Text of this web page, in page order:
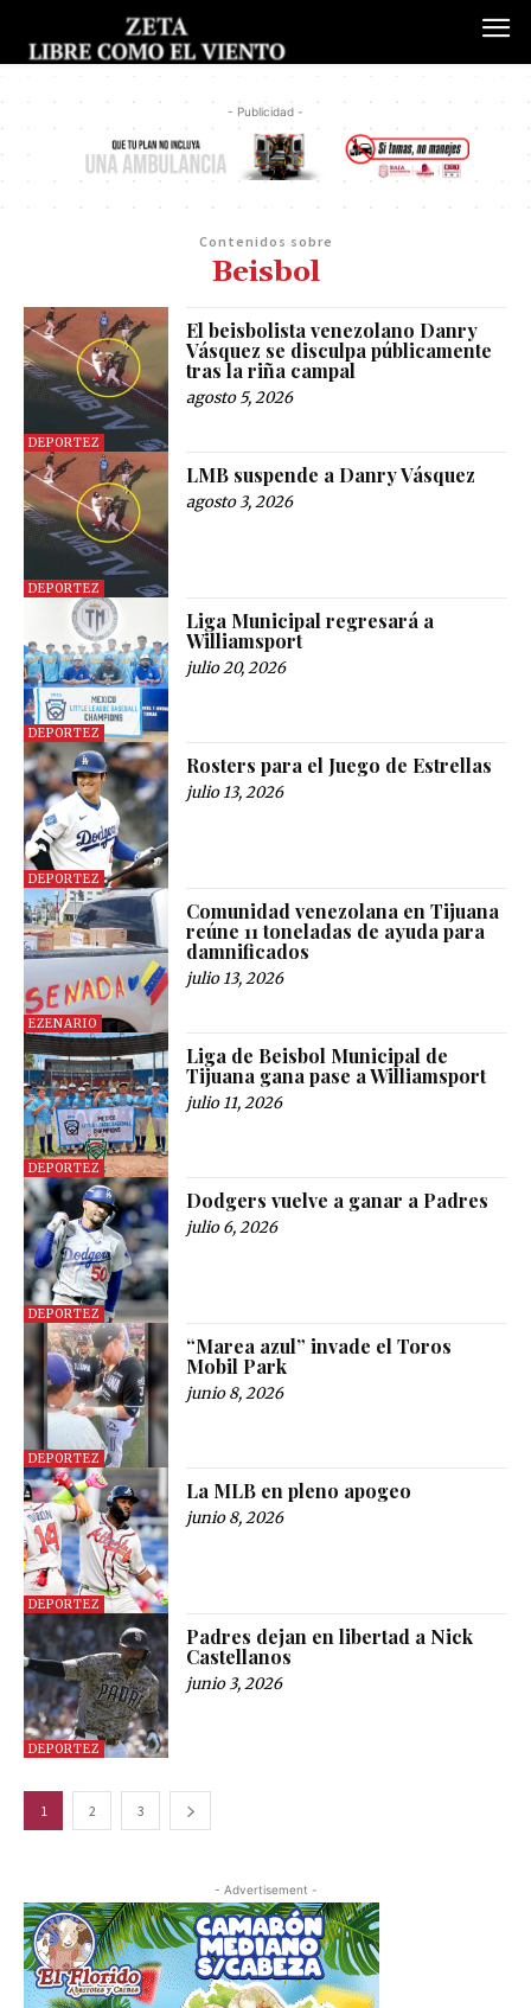
- Publicidad -
Contenidos sobre
Beisbol
DEPORTEZ
El beisbolista venezolano Danry
Vásquez se disculpa públicamente
tras la riña campal
agosto 5, 2026
DEPORTEZ
LMB suspende a Danry Vásquez
agosto 3, 2026
DEPORTEZ
Liga Municipal regresará a
Williamsport
julio 20, 2026
DEPORTEZ
Rosters para el Juego de Estrellas
julio 13, 2026
EZENARIO
Comunidad venezolana en Tijuana
reúne 11 toneladas de ayuda para
damnificados
julio 13, 2026
DEPORTEZ
Liga de Beisbol Municipal de
Tijuana gana pase a Williamsport
julio 11, 2026
DEPORTEZ
Dodgers vuelve a ganar a Padres
julio 6, 2026
DEPORTEZ
“Marea azul” invade el Toros
Mobil Park
junio 8, 2026
DEPORTEZ
La MLB en pleno apogeo
junio 8, 2026
DEPORTEZ
Padres dejan en libertad a Nick
Castellanos
junio 3, 2026
1 2 3
- Advertisement -